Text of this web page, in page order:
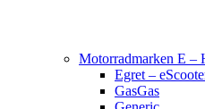
Motorradmarken E –
Egret –
GasGas